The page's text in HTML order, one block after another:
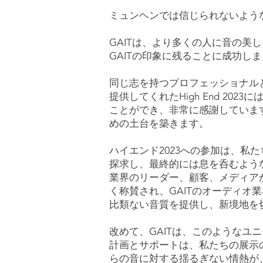
ミュンヘンでは信じられないよ
GAITは、より多くの人に音の美
GAITの印象に残ることに成功し
同じ志を持つプロフェッショナ
提供してくれたHigh End 2023に
ことができ、非常に感謝してい
めの土台を築きます。
ハイエンド2023への参加は、私
探求し、最終的には息を呑むよ
業界のリーダー、顧客、メディ
く称賛され、GAITのオーディオ
比類ない音質を提供し、新境地
改めて、GAITは、このようなユ
計画とサポートは、私たちの展
らの音に対する揺るぎない情熱